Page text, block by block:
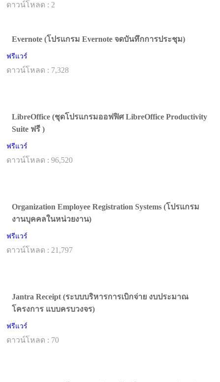
ดาวน์โหลด : 2
Evernote (โปรแกรม Evernote จดบันทึกการประชุม)
ฟรีแวร์
ดาวน์โหลด : 7,328
LibreOffice (ชุดโปรแกรมออฟฟิศ LibreOffice Productivity
Suite ฟรี )
ฟรีแวร์
ดาวน์โหลด : 96,520
Organization Employee Registration Systems (โปรแกรม
งานบุคคลในหน่วยงาน)
ฟรีแวร์
ดาวน์โหลด : 21,797
Jantra Receipt (ระบบบริหารการเบิกจ่าย งบประมาณ
โครงการ แบบครบวงจร)
ฟรีแวร์
ดาวน์โหลด : 70